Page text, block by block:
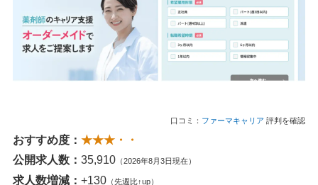
口コミ： ファーマキャリア 評判を確認
おすすめ度： ★★★・・
公開求人数： 35,910 （2026年8月3日現在）
求人数増減： +130 （先週比↑up）